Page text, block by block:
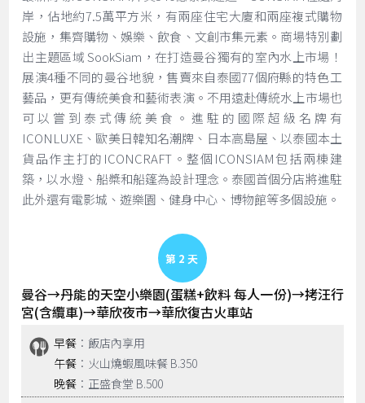
岸，佔地約7.5萬平方米，有兩座住宅大廈和兩座複式購物
設施，集齊購物、娛樂、飲食、文創市集元素。商場特別劃
出主題區域 SookSiam，在打造曼谷獨有的室內水上市場！
展演4種不同的曼谷地貌，售賣來自泰國77個府縣的特色工
藝品，更有傳統美食和藝術表演。不用遠赴傳統水上市場也
可以嘗到泰式傳統美食。進駐的國際超級名牌有
ICONLUXE、歐美日韓知名潮牌、日本高島屋、以泰國本土
貨品作主打的ICONCRAFT。整個ICONSIAM包括兩棟建
築，以水燈、船槳和船篷為設計理念。泰國首個分店將進駐
此外還有電影城、遊樂園、健身中心、博物館等多個設施。
Day 2
曼谷→丹能的天空小樂園(蛋糕+飲料 每人一份)→拷汪行
宮(含纜車)→華欣夜市→華欣復古火車站
早餐 ：飯店內享用
午餐 ：火山燒蝦風味餐 B.350
晚餐 ：正盛食堂 B.500